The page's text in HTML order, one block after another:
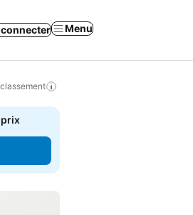
connecter Menu
prix